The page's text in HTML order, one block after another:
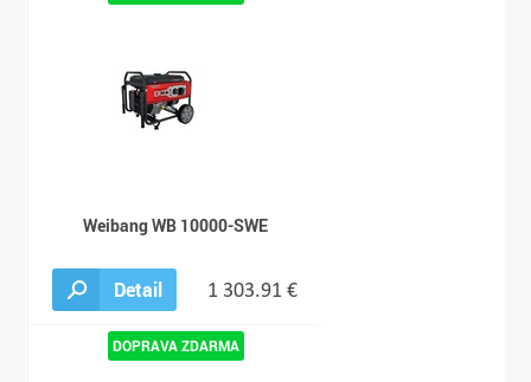
Weibang WB 10000-SWE
Detail 1 303.91 €